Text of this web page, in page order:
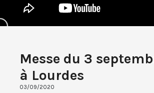
Messe du 3
à Lourdes
03/09/2020